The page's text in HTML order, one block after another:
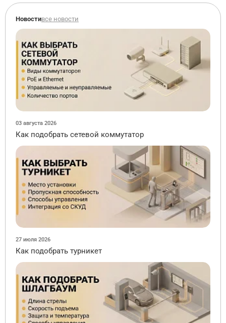
Новостивсе новости
03 августа 2026
Как подобрать сетевой коммутатор
27 июля 2026
Как подобрать турникет